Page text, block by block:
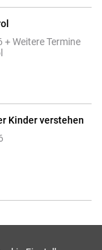
Weitere Termine
Kinder verstehen